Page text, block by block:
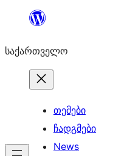
შიგთავსზე
საქართველო
თემები
ჩადგმები
News